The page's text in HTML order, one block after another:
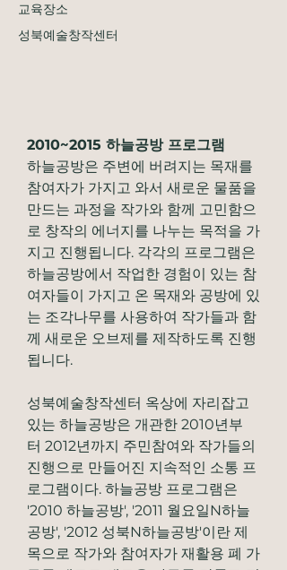
교육장소
성북예술창작센터
2010~2015 하늘공방 프로그램
하늘공방은 주변에 버려지는 목재를
참여자가 가지고 와서 새로운 물품을
만드는 과정을 작가와 함께 고민함으
로 창작의 에너지를 나누는 목적을 가
지고 진행됩니다. 각각의 프로그램은
하늘공방에서 작업한 경험이 있는 참
여자들이 가지고 온 목재와 공방에 있
는 조각나무를 사용하여 작가들과 함
께 새로운 오브제를 제작하도록 진행
됩니다.
성북예술창작센터 옥상에 자리잡고
있는 하늘공방은 개관한 2010년부
터 2012년까지 주민참여와 작가들의
진행으로 만들어진 지속적인 소통 프
로그램이다. 하늘공방 프로그램은
'2010 하늘공방', '2011 월요일N하늘
공방', '2012 성북N하늘공방'이란 제
목으로 작가와 참여자가 재활용 폐 가